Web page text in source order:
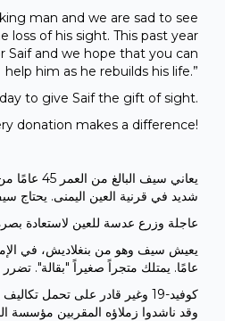
man and we are sad to see
loss of his sight. This past year
Saif and we hope that you can
help him as he rebuilds his life.”
to give Saif the gift of sight.
donation makes a difference!
يعاني سيف
شديد في قرنية العين اليمنى. يحتاج
.عاجلة وزرع عدسة للعين لاستعادة
عامًا. يمتلك متجراً صغيراً "بقالة".
كوفيد-19 وغير قادر على تحمل
وقد ناشدوا زملاؤه المقربين مؤسسة